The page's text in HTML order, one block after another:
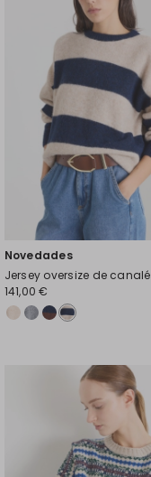
Novedades
Jersey oversize de canalé
141,00 €